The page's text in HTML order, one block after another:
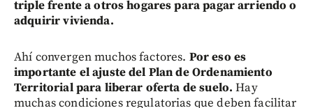
triple frente a otros hogares para pagar arriendo o
adquirir vivienda.
Ahí convergen muchos factores. Por eso es
importante el ajuste del Plan de Ordenamiento
Territorial para liberar oferta de suelo.Hay
muchas condiciones regulatorias que deben facilitar